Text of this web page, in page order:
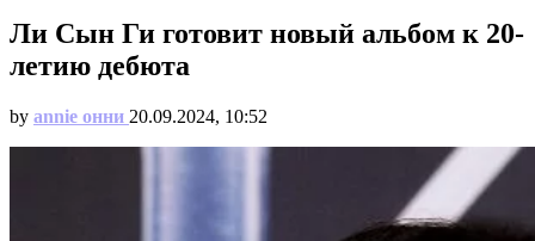
Ли Сын Ги готовит новый альбом к 20-
летию дебюта
by annie онни 20.09.2024, 10:52